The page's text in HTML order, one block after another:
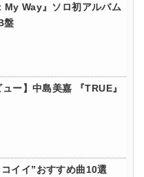
My Way』ソロ初アルバム
盤
ュー】中島美嘉 『TRUE』
イイ”おすすめ曲10選